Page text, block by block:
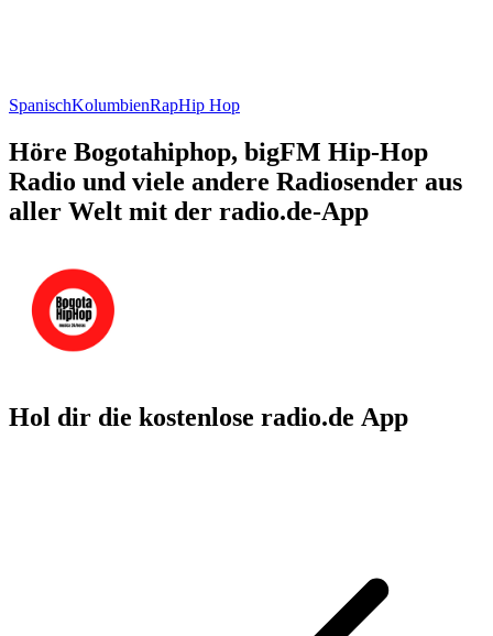
SpanischKolumbienRapHip Hop
Höre Bogotahiphop, bigFM Hip-Hop
Radio und viele andere Radiosender aus
aller Welt mit der radio.de-App
Hol dir die kostenlose radio.de App